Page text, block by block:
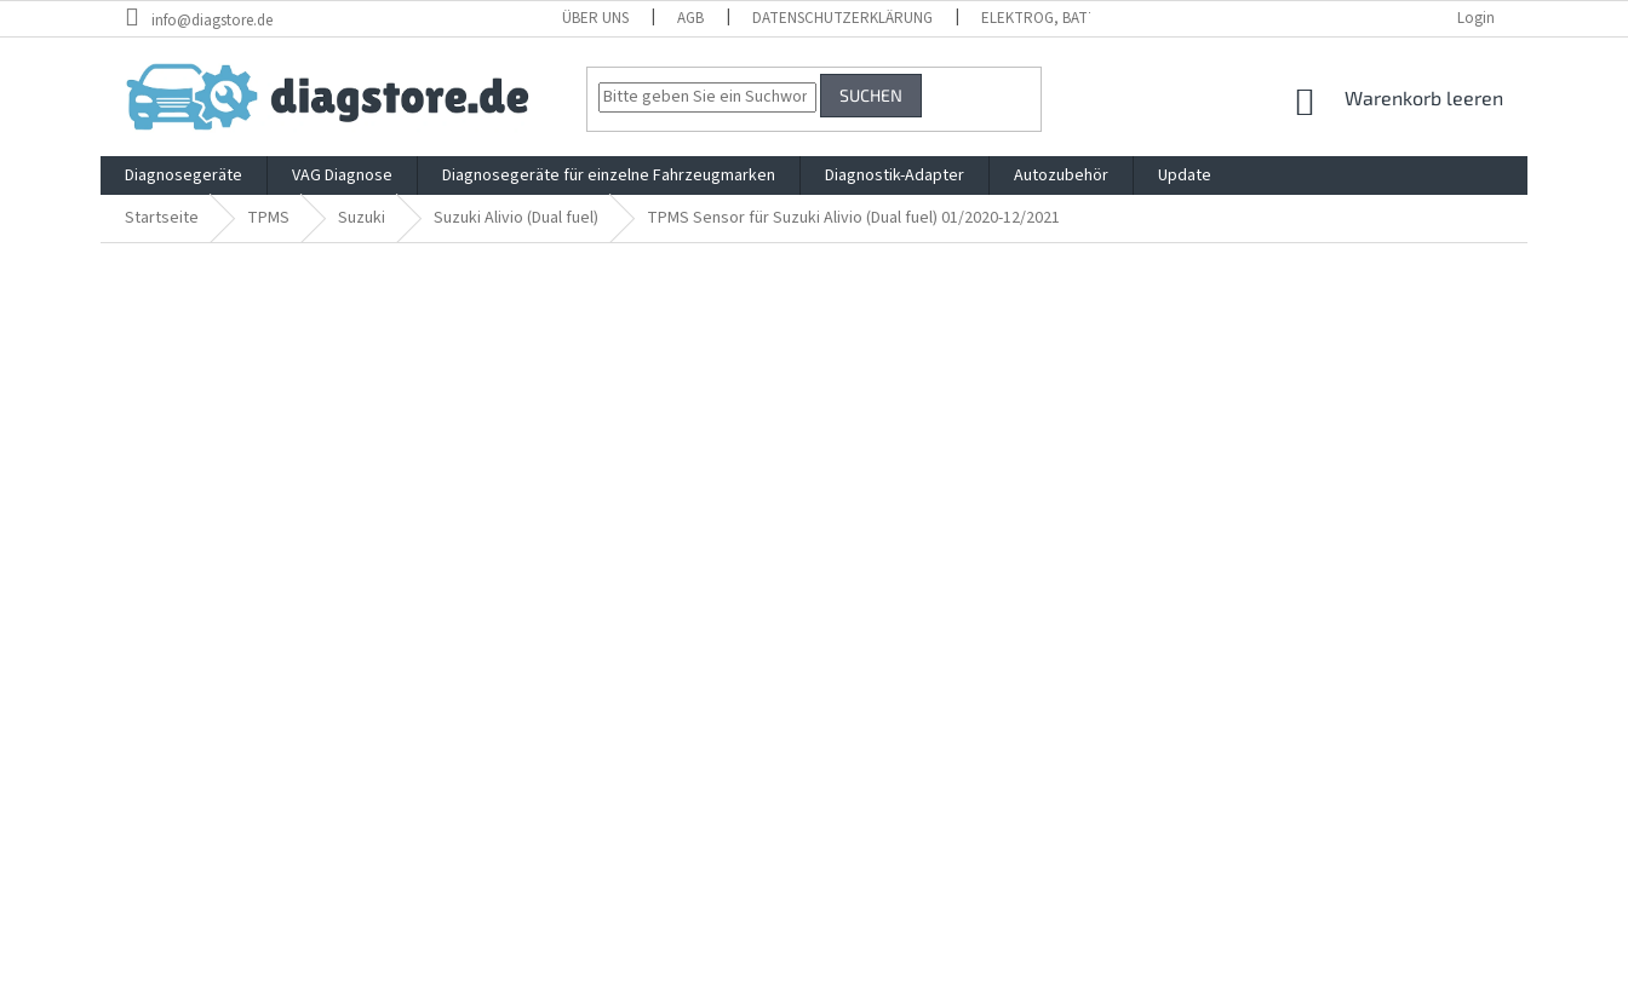
Inhalt
info@diagstore.de ÜBER UNS AGB DATENSCHUTZERKLÄRUNG ELEKTROG, BATTG, VERPACKG REKLAMATION UND WIDDERRUFSRECHT
Login
SUCHEN WARENKORB
Warenkorb leeren
Diagnosegeräte VAG Diagnose Diagnosegeräte für einzelne Fahrzeugmarken Diagnostik-Adapter Autozubehör
Update
Startseite
TPMS Suzuki Suzuki Alivio (Dual fuel) TPMS Sensor für Suzuki Alivio (Dual fuel) 01/2020-12/2021